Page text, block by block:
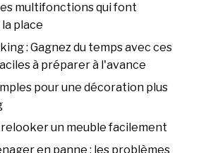
multifonctions qui font
place
: Gagnez du temps avec ces
à préparer à l'avance
pour une décoration plus
un meuble facilement
en panne : les problèmes